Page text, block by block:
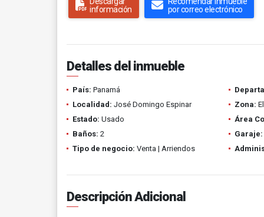
información
por correo electrónico
Detalles del inmueble
País: Panamá
Localidad: José Domingo Espinar Zona:
Estado: Usado Área
Baños: 2 Garaje:
Tipo de negocio: Venta | Arriendos
Descripción Adicional